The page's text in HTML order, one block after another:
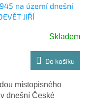
na území dnešní
JIŘÍ
Skladem
Do košíku
místopisného
dnešní České